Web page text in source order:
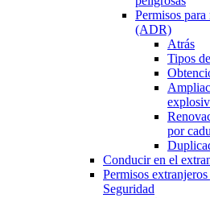
Permisos
(ADR)
Atrás
Tipos
por
Conducir en el
Permisos
Seguridad